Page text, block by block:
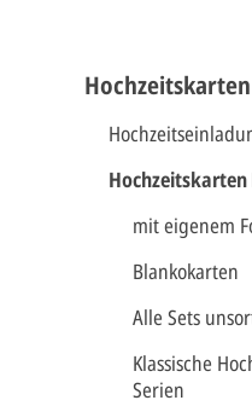
Hochzeitskarten
Hochzeitskarten
mit eigenem
Blankokarten
Alle Sets
Klassische
Serien